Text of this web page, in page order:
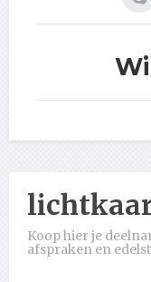
Koop hier je
afspraken en